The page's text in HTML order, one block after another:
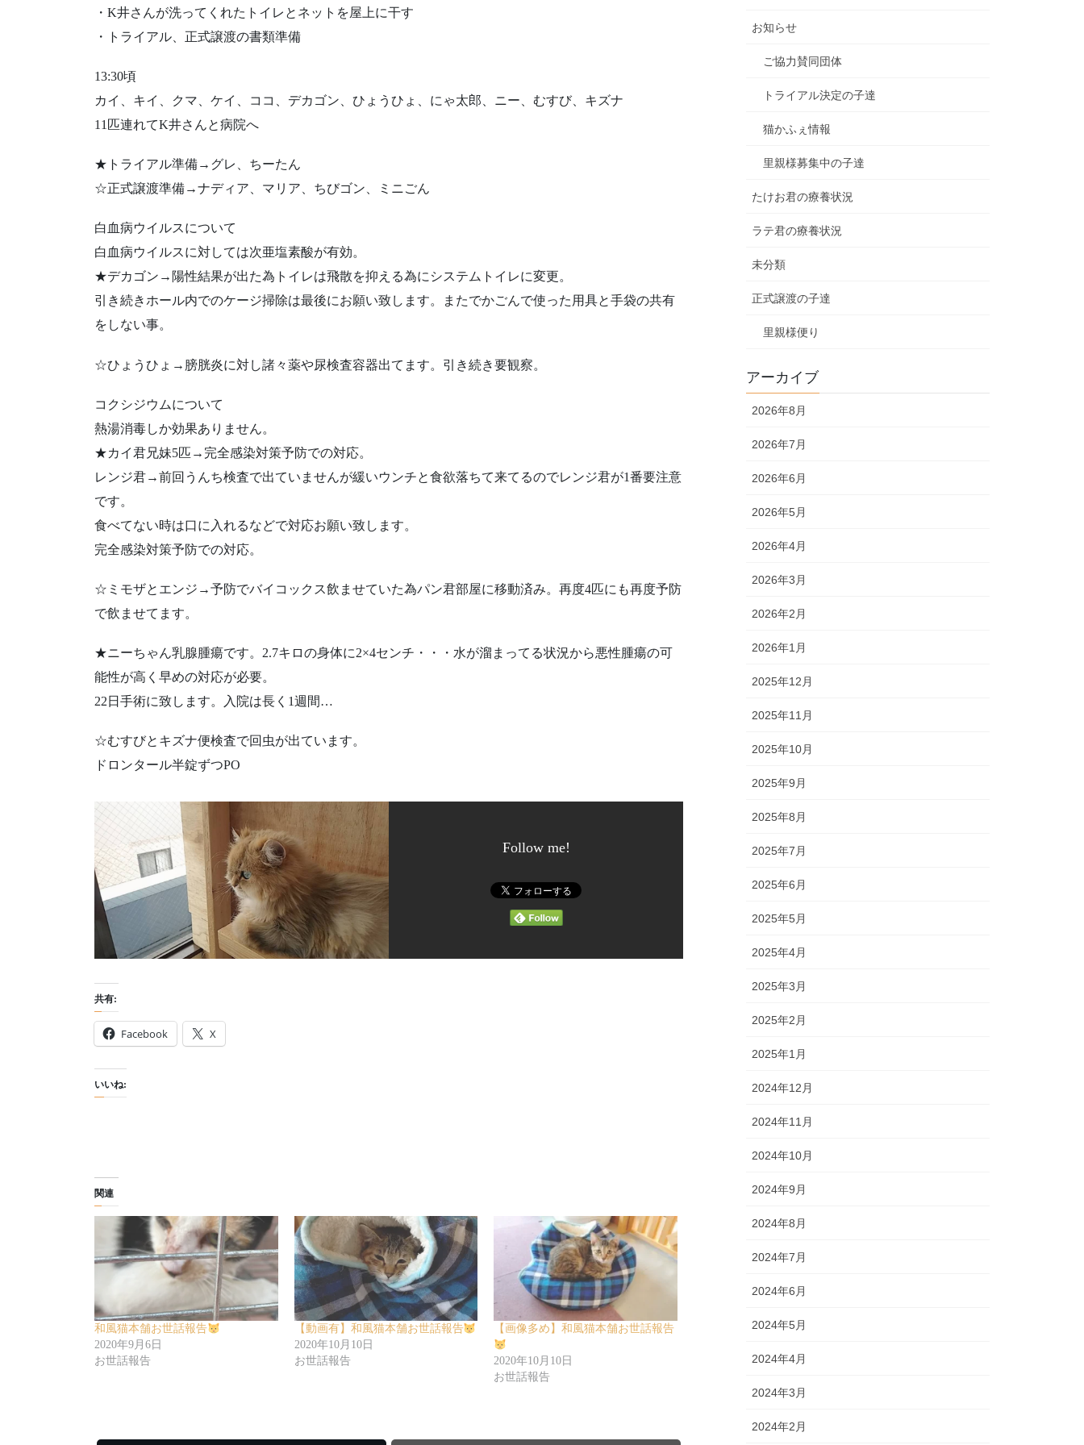
・K井さんが洗ってくれたトイレとネットを屋上に干す
・トライアル、正式譲渡の書類準備
13:30頃
カイ、キイ、クマ、ケイ、ココ、デカゴン、ひょうひょ、にゃ太郎、ニー、むすび、キズナ
11匹連れてK井さんと病院へ
★トライアル準備→グレ、ちーたん
☆正式譲渡準備→ナディア、マリア、ちびゴン、ミニごん
白血病ウイルスについて
白血病ウイルスに対しては次亜塩素酸が有効。
★デカゴン→陽性結果が出た為トイレは飛散を抑える為にシステムトイレに変更。
引き続きホール内でのケージ掃除は最後にお願い致します。またでかごんで使った用具と手袋の共有
をしない事。
☆ひょうひょ→膀胱炎に対し諸々薬や尿検査容器出てます。引き続き要観察。
コクシジウムについて
熱湯消毒しか効果ありません。
★カイ君兄妹5匹→完全感染対策予防での対応。
レンジ君→前回うんち検査で出ていませんが緩いウンチと食欲落ちて来てるのでレンジ君が1番要注意
です。
食べてない時は口に入れるなどで対応お願い致します。
完全感染対策予防での対応。
☆ミモザとエンジ→予防でバイコックス飲ませていた為パン君部屋に移動済み。再度4匹にも再度予防
で飲ませてます。
★ニーちゃん乳腺腫瘍です。2.7キロの身体に2×4センチ・・・水が溜まってる状況から悪性腫瘍の可
能性が高く早めの対応が必要。
22日手術に致します。入院は長く1週間…
☆むすびとキズナ便検査で回虫が出ています。
ドロンタール半錠ずつPO
Follow me!
共有:
Facebook X
いいね:
関連
和風猫本舗お世話報告
2020年9月6日
お世話報告
【動画有】和風猫本舗お世話報告
2020年10月10日
お世話報告
【画像多め】和風猫本舗お世話報告
2020年10月10日
お世話報告
お知らせ
ご協力賛同団体
トライアル決定の子達
猫かふぇ情報
里親様募集中の子達
たけお君の療養状況
ラテ君の療養状況
未分類
正式譲渡の子達
里親様便り
アーカイブ
2026年8月
2026年7月
2026年6月
2026年5月
2026年4月
2026年3月
2026年2月
2026年1月
2025年12月
2025年11月
2025年10月
2025年9月
2025年8月
2025年7月
2025年6月
2025年5月
2025年4月
2025年3月
2025年2月
2025年1月
2024年12月
2024年11月
2024年10月
2024年9月
2024年8月
2024年7月
2024年6月
2024年5月
2024年4月
2024年3月
2024年2月